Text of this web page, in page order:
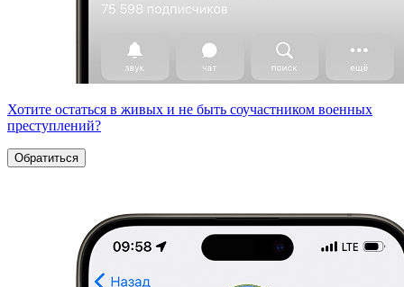
Хотите остаться в живых и не быть соучастником военных
преступлений?
Обратиться